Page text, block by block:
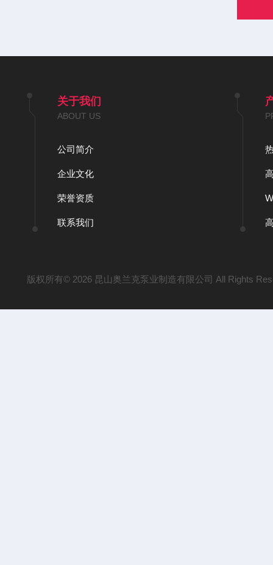
关于我们
ABOUT US
公司简介
企业文化
荣誉资质
联系我们
版权所有© 2026 昆山奥兰克泵业制造有限公司 All Rights